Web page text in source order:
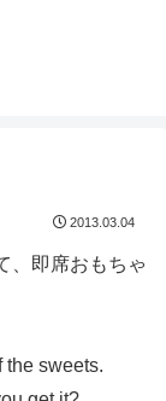
2013.03.04
、即席おもちゃ
the sweets.